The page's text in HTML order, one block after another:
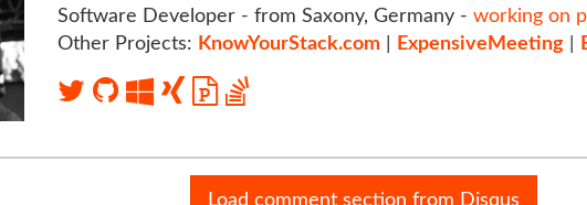
Software Developer - from Saxony, Germany - working on
Other Projects: KnowYourStack.com ExpensiveMeeting|
Load comment section from Disqus